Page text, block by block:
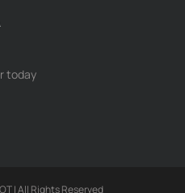
today
| All Rights Reserved